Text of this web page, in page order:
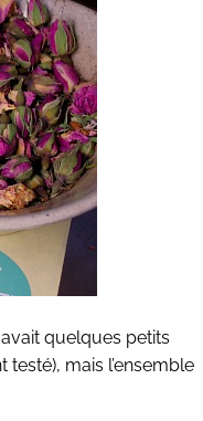
quelques petits
mais l’ensemble